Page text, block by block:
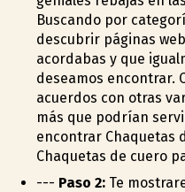
Buscando por
descubrir páginas
acordabas y que
deseamos encontrar.
acuerdos con otras
más que podrían
encontrar Chaquetas
Chaquetas de cuero
--- Paso 2:Te